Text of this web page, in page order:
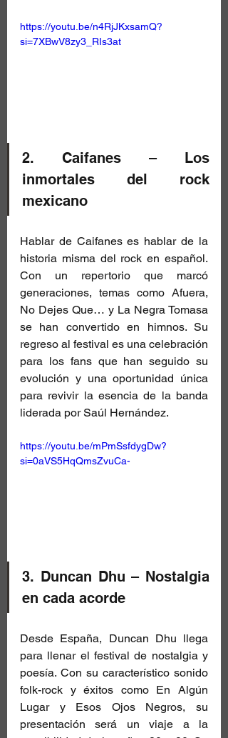
https://youtu.be/n4RjJKxsamQ?
si=7XBwV8zy3_RIs3at
2. Caifanes – Los
inmortales del rock
mexicano
Hablar de Caifanes es hablar de la
historia misma del rock en español.
Con un repertorio que marcó
generaciones, temas como Afuera,
No Dejes Que… y La Negra Tomasa
se han convertido en himnos. Su
regreso al festival es una celebración
para los fans que han seguido su
evolución y una oportunidad única
para revivir la esencia de la banda
liderada por Saúl Hernández.
https://youtu.be/mPmSsfdygDw?
si=0aVS5HqQmsZvuCa-
3. Duncan Dhu – Nostalgia
en cada acorde
Desde España, Duncan Dhu llega
para llenar el festival de nostalgia y
poesía. Con su característico sonido
folk-rock y éxitos como En Algún
Lugar y Esos Ojos Negros, su
presentación será un viaje a la